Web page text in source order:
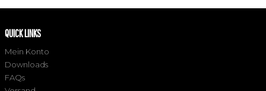
QUICK LINKS
Mein Konto
Downloads
FAQs